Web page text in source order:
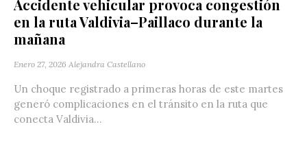
Accidente vehicular provoca congestión
en la ruta Valdivia–Paillaco durante la
mañana
Enero 27, 2026 Alejandra Castellano
Un choque registrado a primeras horas de este martes
generó complicaciones en el tránsito en la ruta que
conecta Valdivia...